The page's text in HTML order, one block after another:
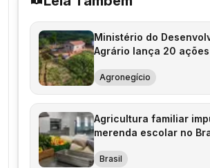
Ministério do
Agrário lança 20
Agronegício
Agricultura familiar
merenda escolar no
Brasil